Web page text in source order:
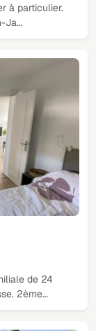
à particulier.
Ja…
de 24
2ème…